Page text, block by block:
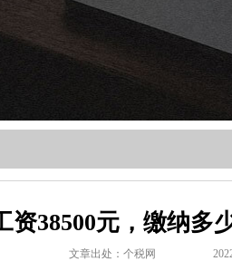
资38500元，缴纳多
文章出处：个税网